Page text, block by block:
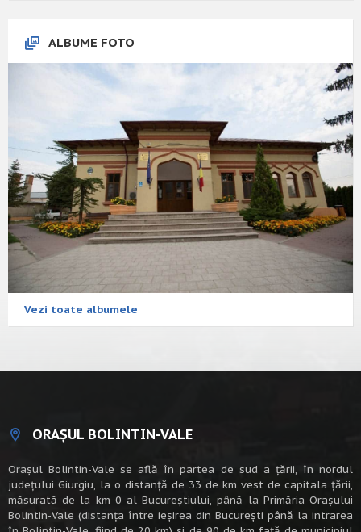
ALBUME FOTO
Vezi toate albumele
ORAȘUL BOLINTIN-VALE
Oraşul Bolintin-Vale se află în partea de sud a ţării, în nordul
judeţului Giurgiu, la o distanţă de 33 de km vest de capitala țării,
măsurată de la km 0 al Bucureștiului, până la Primăria Orașului
Bolintin-Vale (distanța între ieșirea din București până la intrarea